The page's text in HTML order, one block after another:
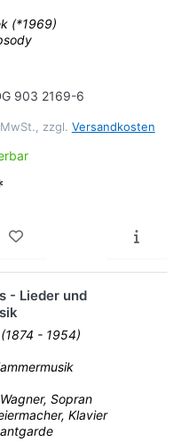
(*1969)
903 2169-6
zzgl. Versandkosten
- Lieder und
- 1954)
Sopran
Klavier